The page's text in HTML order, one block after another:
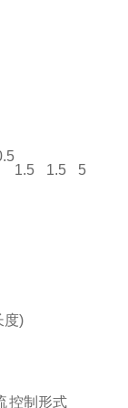
1.5 1.5 5
度)
控制形式